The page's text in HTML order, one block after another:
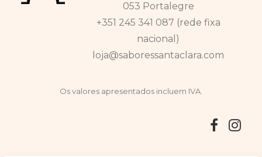
053 Portalegre
+351 245 341 087 (rede fixa
nacional)
loja@saboressantaclara.com
Os valores apresentados incluem IVA.